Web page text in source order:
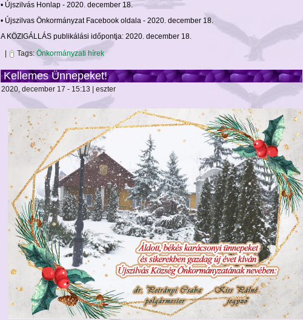
• Újszilvás Honlap - 2020. december 18.
• Újszilvas Önkormányzat Facebook oldala - 2020. december 18.
A KÖZIGÁLLÁS publikálási időpontja: 2020. december 18.
|
Tags: Önkormányzati hírek
Kellemes Ünnepeket!
2020, december 17 - 15:13 | eszter